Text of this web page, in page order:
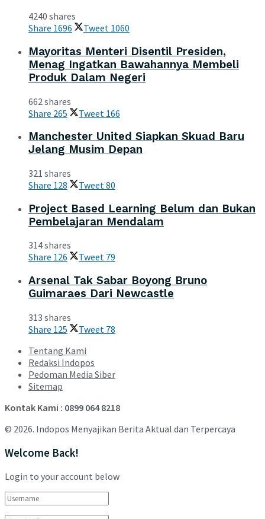
4240 shares
Share 1696 Tweet 1060
Mayoritas Menteri Disentil Presiden,
Menag Ingatkan Bawahannya Membeli
Produk Dalam Negeri
662 shares
Share 265 Tweet 166
Manchester United Siapkan Skuad Baru
Jelang Musim Depan
321 shares
Share 128 Tweet80
Project Based Learning Belum dan Bukan
Pembelajaran Mendalam
314 shares
Share 126 Tweet 79
Arsenal Tak Sabar Boyong Bruno
Guimaraes Dari Newcastle
313 shares
Share 125 Tweet 78
Tentang Kami
Redaksi Indopos
Pedoman Media Siber
Sitemap
Kontak Kami : 0899 064 8218
© 2026. Indopos Menyajikan Berita Aktual dan Terpercaya
Welcome Back!
Login to your account below